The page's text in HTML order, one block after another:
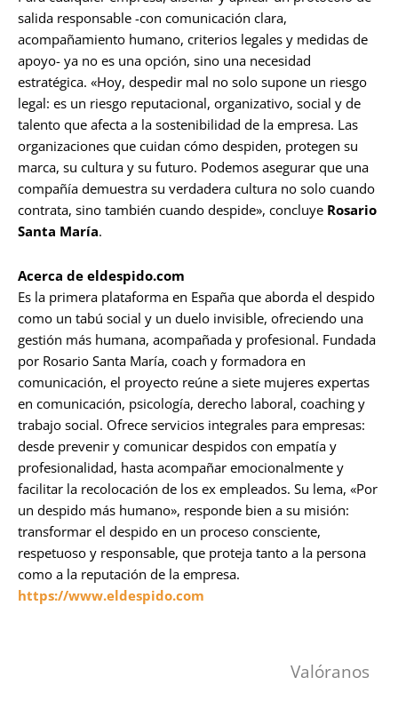
salida responsable -con comunicación clara,
acompañamiento humano, criterios legales y medidas de
apoyo- ya no es una opción, sino una necesidad
estratégica. «Hoy, despedir mal no solo supone un riesgo
legal: es un riesgo reputacional, organizativo, social y de
talento que afecta a la sostenibilidad de la empresa. Las
organizaciones que cuidan cómo despiden, protegen su
marca, su cultura y su futuro. Podemos asegurar que una
compañía demuestra su verdadera cultura no solo cuando
contrata, sino también cuando despide», concluye Rosario
Santa María.
Acerca de eldespido.com
Es la primera plataforma en España que aborda el despido
como un tabú social y un duelo invisible, ofreciendo una
gestión más humana, acompañada y profesional. Fundada
por Rosario Santa María, coach y formadora en
comunicación, el proyecto reúne a siete mujeres expertas
en comunicación, psicología, derecho laboral, coaching y
trabajo social. Ofrece servicios integrales para empresas:
desde prevenir y comunicar despidos con empatía y
profesionalidad, hasta acompañar emocionalmente y
facilitar la recolocación de los ex empleados. Su lema, «Por
un despido más humano», responde bien a su misión:
transformar el despido en un proceso consciente,
respetuoso y responsable, que proteja tanto a la persona
como a la reputación de la empresa.
https://www.eldespido.com
Valóranos